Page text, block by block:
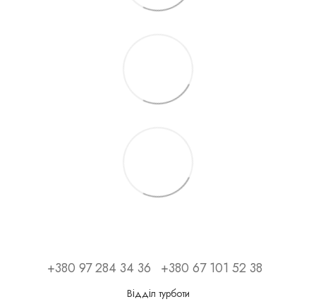
+380 97 284 34 36 +380 67 101 52 38
Відділ турботи